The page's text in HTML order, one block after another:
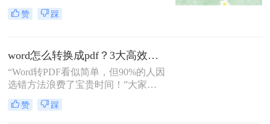
基本且重要的技能。PDF格式因其跨
平台兼容性、格式稳定性和安全性，
三种将Word转换为PDF的方法。
赞 踩
word怎么转换成pdf？3大高效方法详解，职场人必备技能！
“Word转PDF看似简单，但90%的人因
选错方法浪费了宝贵时间！”大家
好，我是小编——一位深耕电脑办公
软件测评多年的IT博主。在日常工作
赞 踩